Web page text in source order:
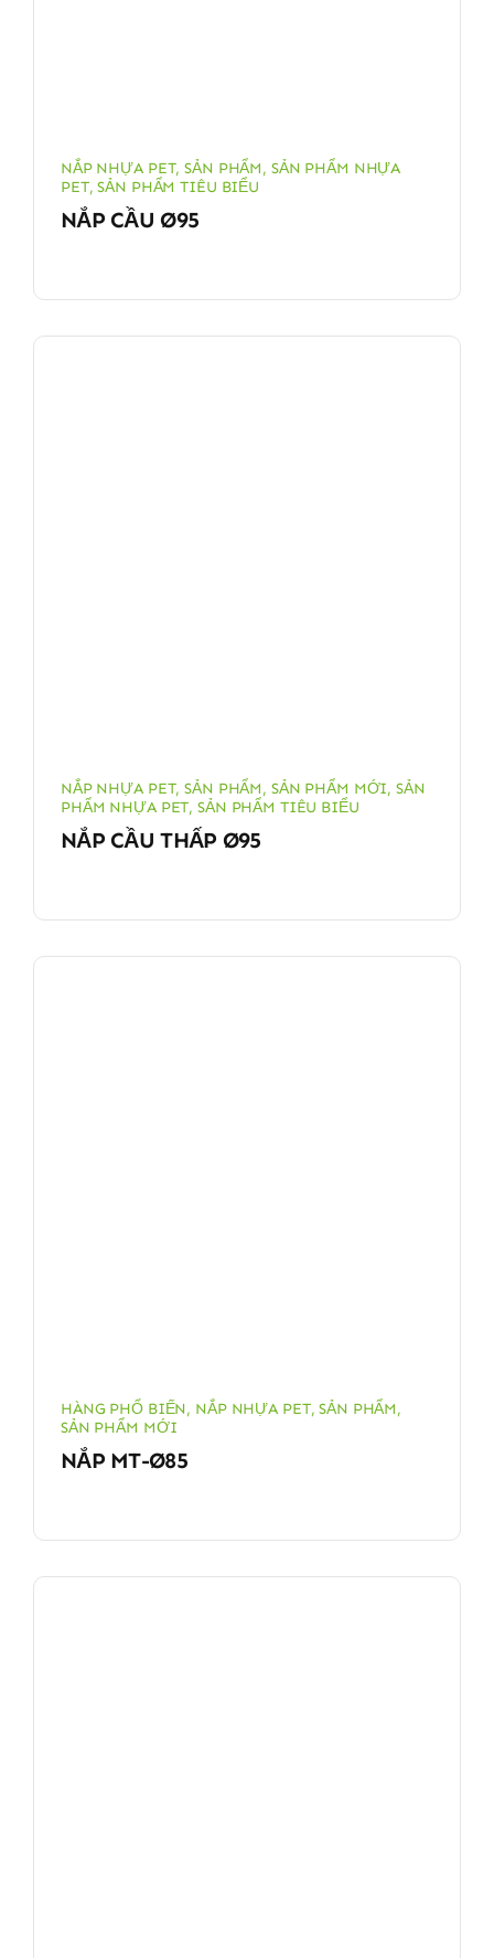
NẮP NHỰA PET,SẢN PHẨM, SẢN PHẨM NHỰA
PET,SẢN PHẨM TIÊU BIỂU
NẮP CẦU Ø95
NẮP NHỰA PET,SẢN PHẨM, SẢN PHẨM MỚI,SẢN
PHẨM NHỰA PET,SẢN PHẨM TIÊU BIỂU
NẮP CẦU THẤP Ø95
HÀNG PHỔ BIẾN, NẮP NHỰA PET,SẢN PHẨM,
SẢN PHẨM MỚI
NẮP MT-Ø85